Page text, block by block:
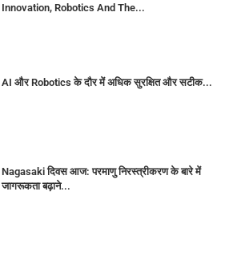
Innovation, Robotics And The...
AI और Robotics के दौर में अधिक सुरक्षित और सटीक...
Nagasaki दिवस आज: परमाणु निरस्त्रीकरण के बारे में
जागरूकता बढ़ाने...